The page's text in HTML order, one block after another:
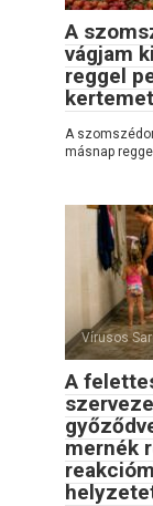
A
vágjam
reggel
A
másnap
Vírusos
A
mernék